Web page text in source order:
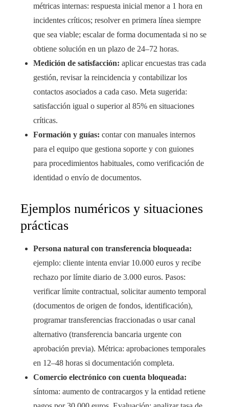
métricas internas: respuesta inicial menor a 1 hora en
incidentes críticos; resolver en primera línea siempre
que sea viable; escalar de forma documentada si no se
obtiene solución en un plazo de 24–72 horas.
Medición de satisfacción: aplicar encuestas tras cada
gestión, revisar la reincidencia y contabilizar los
contactos asociados a cada caso. Meta sugerida:
satisfacción igual o superior al 85% en situaciones
críticas.
Formación y guías: contar con manuales internos
para el equipo que gestiona soporte y con guiones
para procedimientos habituales, como verificación de
identidad o envío de documentos.
Ejemplos numéricos y situaciones
prácticas
Persona natural con transferencia bloqueada:
ejemplo: cliente intenta enviar 10.000 euros y recibe
rechazo por límite diario de 3.000 euros. Pasos:
verificar límite contractual, solicitar aumento temporal
(documentos de origen de fondos, identificación),
programar transferencias fraccionadas o usar canal
alternativo (transferencia bancaria urgente con
aprobación previa). Métrica: aprobaciones temporales
en 12–48 horas si documentación completa.
Comercio electrónico con cuenta bloqueada:
síntoma: aumento de contracargos y la entidad retiene